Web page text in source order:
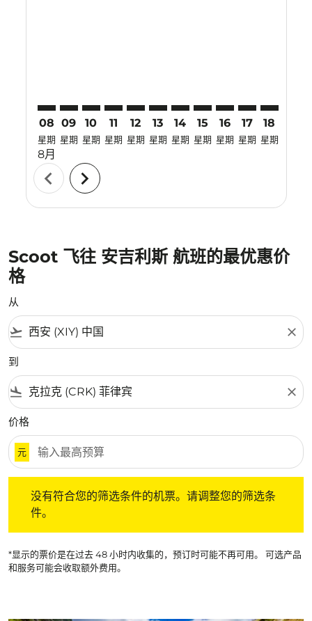
08
星期
8月
09
星期
10
星期
11
星期
12
星期
13
星期
14
星期
15
星期
16
星期
17
星期
18
星期
chevron_left chevron_right
Scoot 飞往 安吉利斯 航班的最优惠价
格
从
flight_takeoff close
到
flight_land close
价格
元
没有符合您的筛选条件的机票。请调整您的筛选条
件。
*显示的票价是在过去 48 小时内收集的，预订时可能不再可用。 可选产品
和服务可能会收取额外费用。